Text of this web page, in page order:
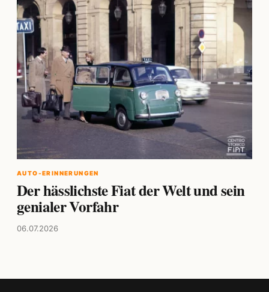
AUTO-ERINNERUNGEN
Der hässlichste Fiat der Welt und sein
genialer Vorfahr
06.07.2026